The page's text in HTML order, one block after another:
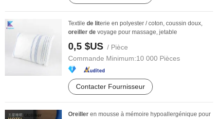
Textile de literie en polyester / coton, coussin doux,
oreiller de voyage pour massage, jetable
0,5 $US / Pièce
Commande Minimum:10 000 Pièces
Contacter Fournisseur
Oreiller en mousse à mémoire hypoallergénique pour